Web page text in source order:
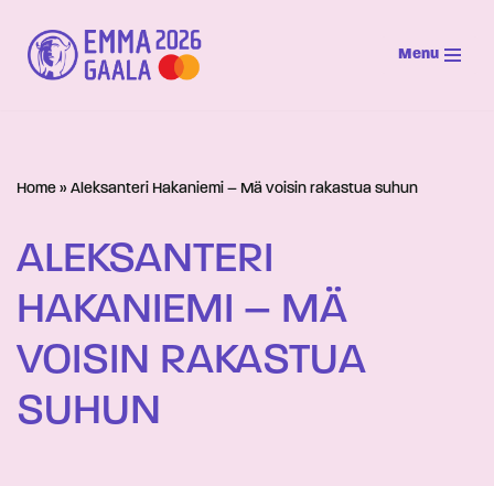
Siirry
suoraan
Menu
Home » Aleksanteri Hakaniemi – Mä voisin rakastua suhun
ALEKSANTERI
HAKANIEMI – MÄ
VOISIN RAKASTUA
SUHUN